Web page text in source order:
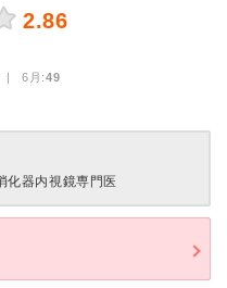
2.86
| 6月:49
化器内視鏡専門医